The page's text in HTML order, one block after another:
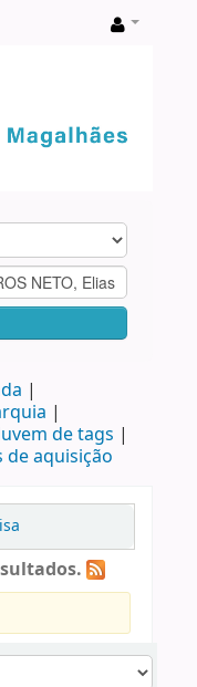
de tags
de aquisição